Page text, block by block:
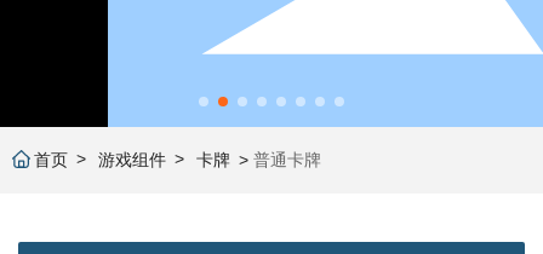
首页 游戏组件 卡牌 普通卡牌